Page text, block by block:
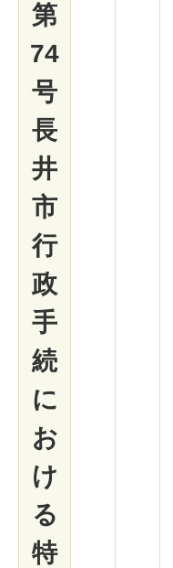
第
74
号
長
井
市
行
政
手
続
に
お
け
る
特